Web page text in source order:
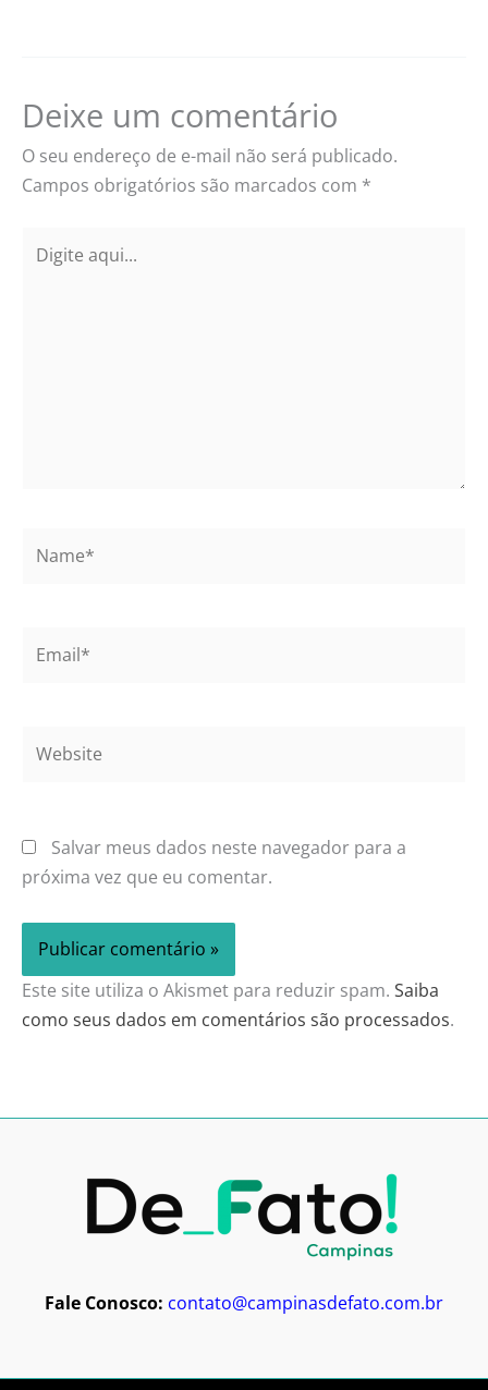
Deixe um comentário
O seu endereço de e-mail não será publicado.
Campos obrigatórios são marcados com *
aqui...
Salvar meus dados neste navegador para a
próxima vez que eu comentar.
Este site utiliza o Akismet para reduzir spam. Saiba
como seus dados em comentários são processados.
Fale Conosco: contato@campinasdefato.com.br